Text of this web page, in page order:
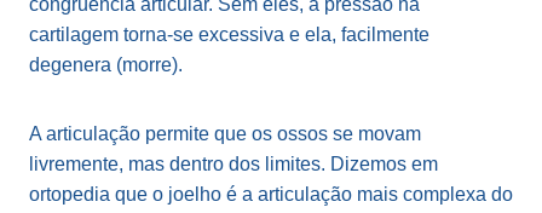
congruência articular. Sem eles, a pressão na
cartilagem torna-se excessiva e ela, facilmente
degenera (morre).
A articulação permite que os ossos se movam
livremente, mas dentro dos limites. Dizemos em
ortopedia que o joelho é a articulação mais complexa do